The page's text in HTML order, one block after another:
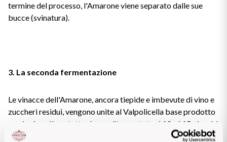
termine del processo, l'Amarone viene separato dalle sue
bucce (svinatura).
3. La seconda fermentazione
Le vinacce dell'Amarone, ancora tiepide e imbevute di vino e
zuccheri residui, vengono unite al Valpolicella base prodotto
mesi prima. Il contatto dura solitamente tra i 10 e i 15 giorni. I
lieviti rimasti sulle bucce dell'Amarone si "risvegliano" grazie